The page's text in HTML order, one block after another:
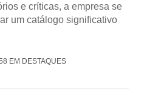
e críticas, a empresa se
um catálogo significativo
EM DESTAQUES